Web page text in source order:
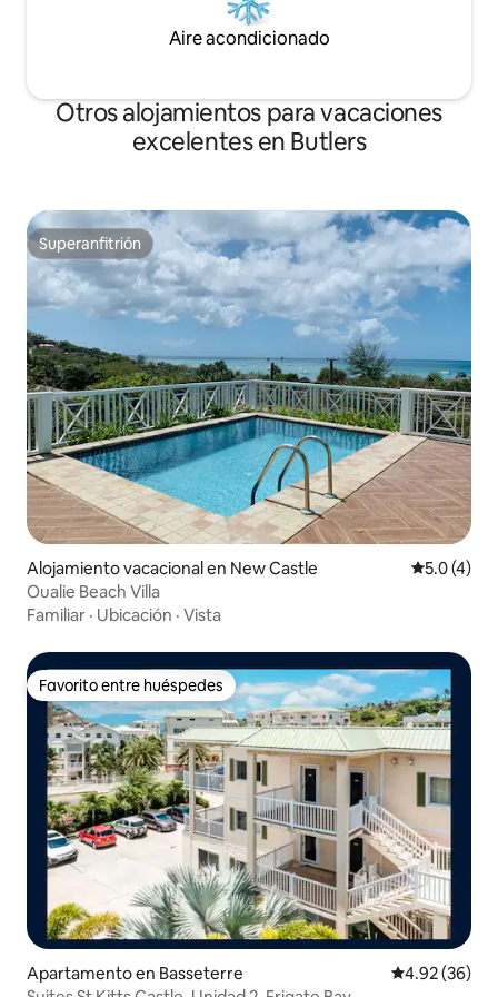
Aire acondicionado
Otros alojamientos para vacaciones
excelentes en Butlers
Superanfitrión
Superanfitrión
Alojamiento vacacional en New Castle
5.0 (4)
Oualie Beach Villa
Familiar · Ubicación · Vista
Favorito entre huéspedes
Favorito entre huéspedes
Apartamento en Basseterre Calificación
4.92 (36)